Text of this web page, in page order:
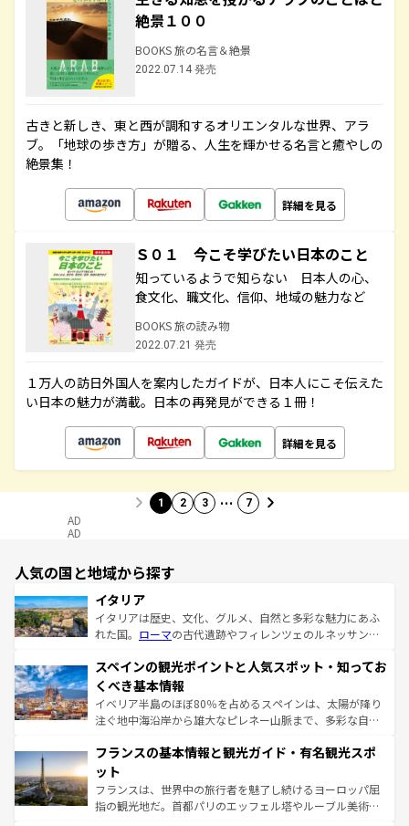
絶景１００
BOOKS 旅の名言＆絶景
2022.07.14 発売
古きと新しき、東と西が調和するオリエンタルな世界、アラ
ブ。「地球の歩き方」が贈る、人生を輝かせる名言と癒やしの
絶景集！
詳細を見る
Ｓ０１ 今こそ学びたい日本のこと
知っているようで知らない 日本人の心、
食文化、職文化、信仰、地域の魅力など
BOOKS 旅の読み物
2022.07.21 発売
１万人の訪日外国人を案内したガイドが、日本人にこそ伝えた
い日本の魅力が満載。日本の再発見ができる１冊！
詳細を見る
1 2 3 … 7
AD
AD
人気の国と地域から探す
イタリア
イタリアは歴史、文化、グルメ、自然と多彩な魅力にあふ
れた国。 ローマの古代遺跡やフィレンツェのルネッサンス
ろん、トスカーナの美しい田園風景やアマルフィ海岸の絶
景など、自然景観も見逃せない。観光の合間には、本場の
ピザやパスタなど、絶品のイタリア料理を堪能することも
できる。朝目覚めてから夜眠るまで、すべての瞬間を楽し
なお、新着のイタリア情報はコンテンツ一覧を参照してほ
しい。
スペインの観光ポイントと人気スポット・知ってお
くべき基本情報
イベリア半島のほぼ80％を占めるスペインは、太陽が降り
注ぐ地中海沿岸から雄大なピレネー山脈まで、多彩な自然
文化が根付くこの国では、情熱的なフラメンコ、熱気あふ
れる闘牛、そして美味しいタパスが生活の一部となってい
る。首都マドリードの洗練された雰囲気や、バルセロナの
アートに溢れた街角から、地方では古代ローマ遺跡や中世
フランスの基本情報と観光ガイド・有名観光スポ
ット
フランスは、世界中の旅行者を魅了し続けるヨーロッパ屈
指の観光地だ。首都パリのエッフェル塔やルーブル美術館